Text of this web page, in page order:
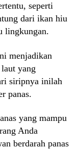
seperti
dari ikan hiu
lingkungan.
menjadikan
yang
siripnya inilah
panas.
yang mampu
Anda
berdarah panas